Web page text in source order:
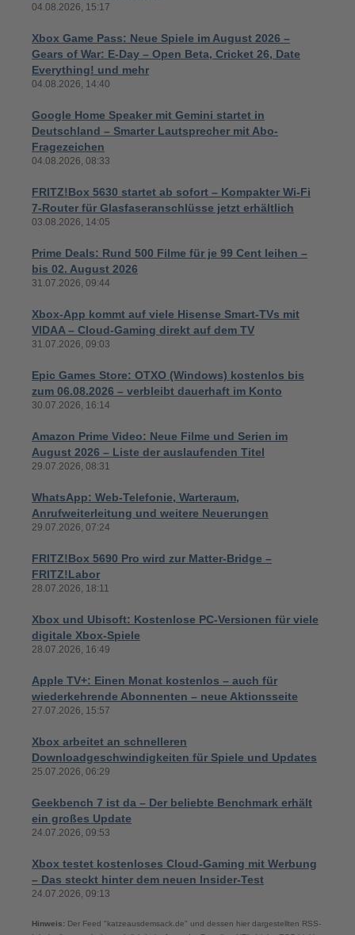
04.08.2026, 15:17
Xbox Game Pass: Neue Spiele im August 2026 –
Gears of War: E-Day – Open Beta, Cricket 26, Date
Everything! und mehr
04.08.2026, 14:40
Google Home Speaker mit Gemini startet in
Deutschland – Smarter Lautsprecher mit Abo-
Fragezeichen
04.08.2026, 08:33
FRITZ!Box 5630 startet ab sofort – Kompakter Wi-Fi
7-Router für Glasfaseranschlüsse jetzt erhältlich
03.08.2026, 14:05
Prime Deals: Rund 500 Filme für je 99 Cent leihen –
bis 02. August 2026
31.07.2026, 09:44
Xbox-App kommt auf viele Hisense Smart-TVs mit
VIDAA – Cloud-Gaming direkt auf dem TV
31.07.2026, 09:03
Epic Games Store: OTXO (Windows) kostenlos bis
zum 06.08.2026 – verbleibt dauerhaft im Konto
30.07.2026, 16:14
Amazon Prime Video: Neue Filme und Serien im
August 2026 – Liste der auslaufenden Titel
29.07.2026, 08:31
WhatsApp: Web-Telefonie, Warteraum,
Anrufweiterleitung und weitere Neuerungen
29.07.2026, 07:24
FRITZ!Box 5690 Pro wird zur Matter-Bridge –
FRITZ!Labor
28.07.2026, 18:11
Xbox und Ubisoft: Kostenlose PC-Versionen für viele
digitale Xbox-Spiele
28.07.2026, 16:49
Apple TV+: Einen Monat kostenlos – auch für
wiederkehrende Abonnenten – neue Aktionsseite
27.07.2026, 15:57
Xbox arbeitet an schnelleren
Downloadgeschwindigkeiten für Spiele und Updates
25.07.2026, 06:29
Geekbench 7 ist da – Der beliebte Benchmark erhält
ein großes Update
24.07.2026, 09:53
Xbox testet kostenloses Cloud-Gaming mit Werbung
– Das steckt hinter dem neuen Insider-Test
24.07.2026, 09:13
Hinweis: Der Feed "katzeausdemsack.de" und dessen hier dargestellten RSS-